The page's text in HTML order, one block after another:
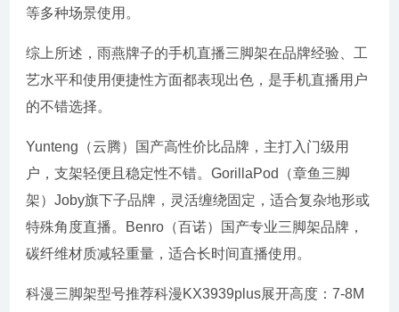
等多种场景使用。
综上所述，雨燕牌子的手机直播三脚架在品牌经验、工
艺水平和使用便捷性方面都表现出色，是手机直播用户
的不错选择。
Yunteng（云腾）国产高性价比品牌，主打入门级用
户，支架轻便且稳定性不错。GorillaPod（章鱼三脚
架）Joby旗下子品牌，灵活缠绕固定，适合复杂地形或
特殊角度直播。Benro（百诺）国产专业三脚架品牌，
碳纤维材质减轻重量，适合长时间直播使用。
科漫三脚架型号推荐科漫KX3939plus展开高度：7-8M